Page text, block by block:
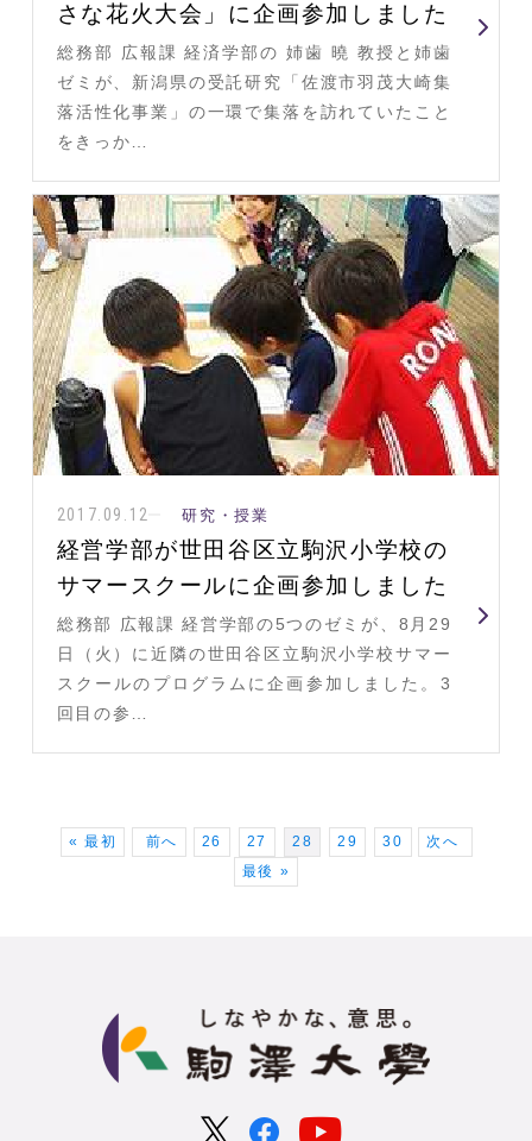
さな花火大会」に企画参加しました
総務部 広報課 経済学部の 姉歯 曉 教授と姉歯
ゼミが、新潟県の受託研究「佐渡市羽茂大崎集
落活性化事業」の一環で集落を訪れていたこと
をきっか…
2017.09.12 研究・授業
経営学部が世田谷区立駒沢小学校の
サマースクールに企画参加しました
総務部 広報課 経営学部の5つのゼミが、8月29
日（火）に近隣の世田谷区立駒沢小学校サマー
スクールのプログラムに企画参加しました。3
回目の参…
« 最初 前へ 26 27 28 29 30
次へ
最後 »